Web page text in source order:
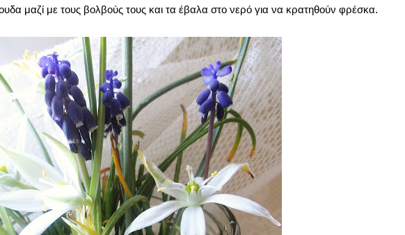
μαζί με τους βολβούς τους και τα έβαλα στο νερό για να κρατηθούν φρέσκα.